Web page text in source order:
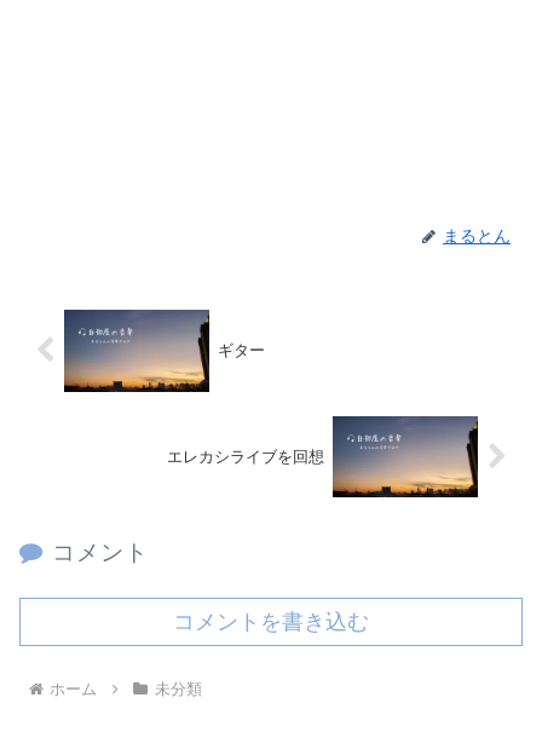
まるとん
ギター
エレカシライブを回想
コメント
コメントを書き込む
ホーム 未分類